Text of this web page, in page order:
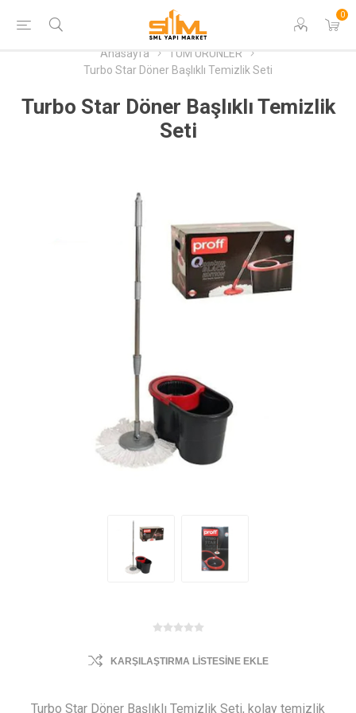
0
Anasayfa
TÜM ÜRÜNLER
Turbo Star Döner Başlıklı Temizlik Seti
Turbo Star Döner Başlıklı Temizlik
Seti
KARŞILAŞTIRMA LISTESINE EKLE
Turbo Star Döner Başlıklı Temizlik Seti, kolay temizlik